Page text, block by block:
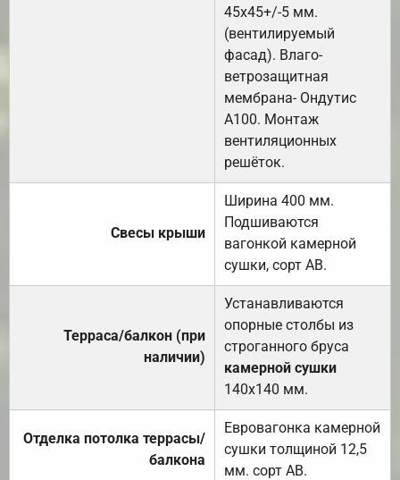
45х45+/-5 мм.
(вентилируемый
фасад). Влаго-
ветрозащитная
мембрана- Ондутис
А100. Монтаж
вентиляционных
решёток.
Свесы крыши
Ширина 400 мм.
Подшиваются
вагонкой камерной
сушки, сорт АВ.
Терраса/балкон (при
наличии)
Устанавливаются
опорные столбы из
строганного бруса
камерной сушки
140х140 мм.
Отделка потолка террасы/
балкона
Евровагонка камерной
сушки толщиной 12,5
мм. сорт АВ.